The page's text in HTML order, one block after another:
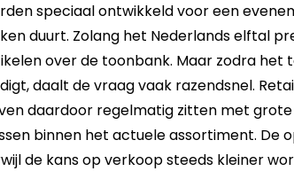
speciaal ontwikkeld voor een
duurt. Zolang het Nederlands elftal
over de toonbank. Maar zodra het
daalt de vraag vaak razendsnel.
daardoor regelmatig zitten met
binnen het actuele assortiment. De
de kans op verkoop steeds kleiner